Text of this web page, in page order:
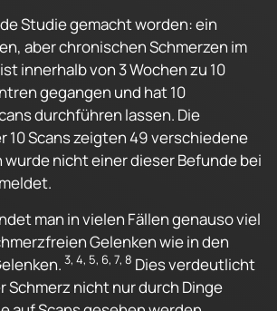
Studie gemacht worden: ein
aber chronischen Schmerzen im
innerhalb von 3 Wochen zu 10
gegangen und hat 10
durchführen lassen. Die
10 Scans zeigten 49 verschiedene
wurde nicht einer dieser Befunde bei
man in vielen Fällen genauso viel
Gelenken wie in den
3, 4, 5, 6, 7, 8 Dies verdeutlicht
Schmerz nicht nur durch Dinge